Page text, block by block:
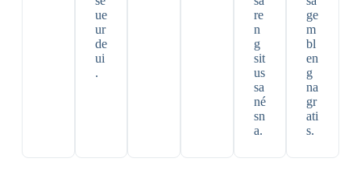
ue
ur
de
ui
.
re
n
g
sit
us
sa
né
sn
a.
ge
m
bl
en
g
na
gr
ati
s.